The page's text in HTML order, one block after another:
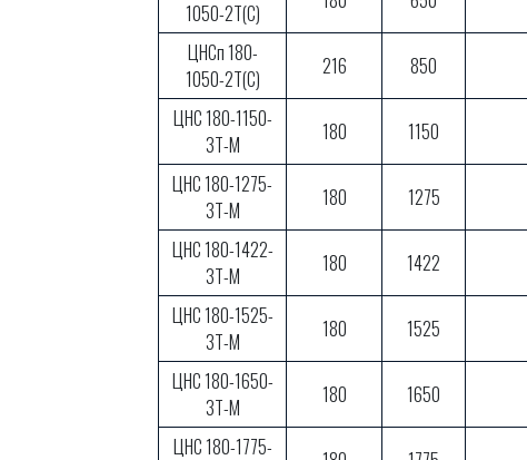
1050-2Т(С)
ЦНСп 180-
1050-2Т(С)
216 850
ЦНС 180-1150-
3Т-М
180 1150
ЦНС 180-1275-
3Т-М
180 1275
ЦНС 180-1422-
3Т-М
180 1422
ЦНС 180-1525-
3Т-М
180 1525
ЦНС 180-1650-
3Т-М
180 1650
ЦНС 180-1775-